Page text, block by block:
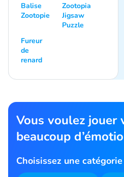
Balise
Zootopie
Zootopia
Jigsaw
Puzzle
Fureur
de
renard
Vous voulez jouer
beaucoup
Choisissez une